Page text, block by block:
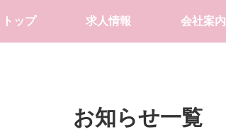
トップ 求人情報 会社案内
お知らせ一覧